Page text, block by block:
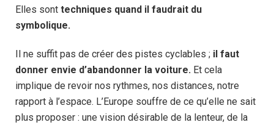
Elles sont techniques quand il faudrait du
symbolique.
Il ne suffit pas de créer des pistes cyclables ; il faut
donner envie d’abandonner la voiture. Et cela
implique de revoir nos rythmes, nos distances, notre
rapport à l’espace. L’Europe souffre de ce qu’elle ne sait
plus proposer : une vision désirable de la lenteur, de la